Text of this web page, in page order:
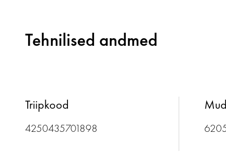
Tehnilised andmed
Triipkood
4250435701898